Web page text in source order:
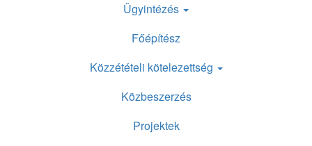
Ügyintézés
Főépítész
Közzétételi kötelezettség
Közbeszerzés
Projektek